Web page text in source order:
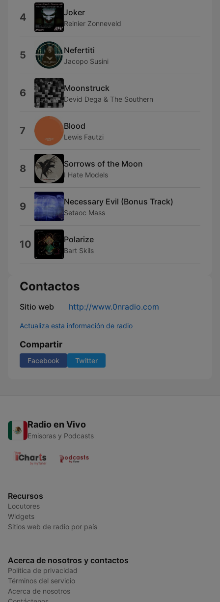
4 Joker
Reinier Zonneveld
5 Nefertiti
Jacopo Susini
6 Moonstruck
Devid Dega & The Southern
7 Blood
Lewis Fautzi
8 Sorrows of the Moon
I Hate Models
9 Necessary Evil (Bonus Track)
Setaoc Mass
10 Polarize
Bart Skils
Contactos
Sitio web http://www.0nradio.com
Actualiza esta información de radio
Compartir
Facebook Twitter
Radio en Vivo
Emisoras y Podcasts
Recursos
Locutores
Widgets
Sitios web de radio por país
Acerca de nosotros y contactos
Política de privacidad
Términos del servicio
Acerca de nosotros